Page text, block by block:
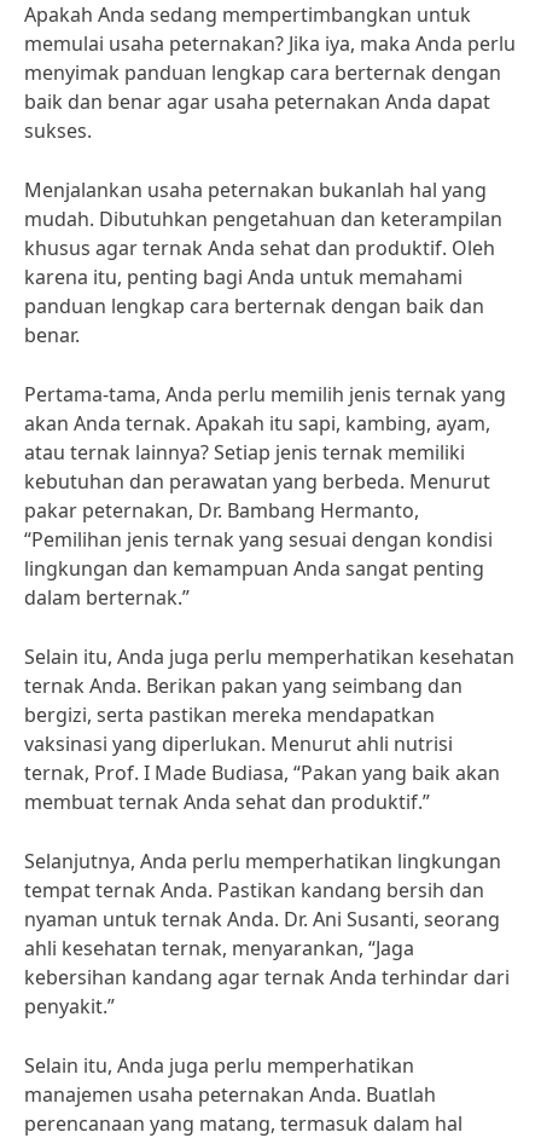
Apakah Anda sedang mempertimbangkan untuk
memulai usaha peternakan? Jika iya, maka Anda perlu
menyimak panduan lengkap cara berternak dengan
baik dan benar agar usaha peternakan Anda dapat
sukses.
Menjalankan usaha peternakan bukanlah hal yang
mudah. Dibutuhkan pengetahuan dan keterampilan
khusus agar ternak Anda sehat dan produktif. Oleh
karena itu, penting bagi Anda untuk memahami
panduan lengkap cara berternak dengan baik dan
benar.
Pertama-tama, Anda perlu memilih jenis ternak yang
akan Anda ternak. Apakah itu sapi, kambing, ayam,
atau ternak lainnya? Setiap jenis ternak memiliki
kebutuhan dan perawatan yang berbeda. Menurut
pakar peternakan, Dr. Bambang Hermanto,
“Pemilihan jenis ternak yang sesuai dengan kondisi
lingkungan dan kemampuan Anda sangat penting
dalam berternak.”
Selain itu, Anda juga perlu memperhatikan kesehatan
ternak Anda. Berikan pakan yang seimbang dan
bergizi, serta pastikan mereka mendapatkan
vaksinasi yang diperlukan. Menurut ahli nutrisi
ternak, Prof. I Made Budiasa, “Pakan yang baik akan
membuat ternak Anda sehat dan produktif.”
Selanjutnya, Anda perlu memperhatikan lingkungan
tempat ternak Anda. Pastikan kandang bersih dan
nyaman untuk ternak Anda. Dr. Ani Susanti, seorang
ahli kesehatan ternak, menyarankan, “Jaga
kebersihan kandang agar ternak Anda terhindar dari
penyakit.”
Selain itu, Anda juga perlu memperhatikan
manajemen usaha peternakan Anda. Buatlah
perencanaan yang matang, termasuk dalam hal